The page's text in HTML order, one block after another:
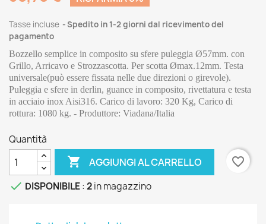
Tasse incluse
Spedito in 1-2 giorni dal ricevimento del
pagamento
Bozzello semplice in composito su sfere puleggia Ø57mm. con
Grillo, Arricavo e Strozzascotta. Per scotta Ømax.12mm. Testa
universale(può essere fissata nelle due direzioni o girevole).
Puleggia e sfere in derlin, guance in composito, rivettatura e testa
in acciaio inox Aisi316. Carico di lavoro: 320 Kg, Carico di
rottura: 1080 kg. - Produttore: Viadana/Italia
Quantità
 AGGIUNGI AL CARRELLO
favorite_border
 DISPONIBILE: 2in magazzino